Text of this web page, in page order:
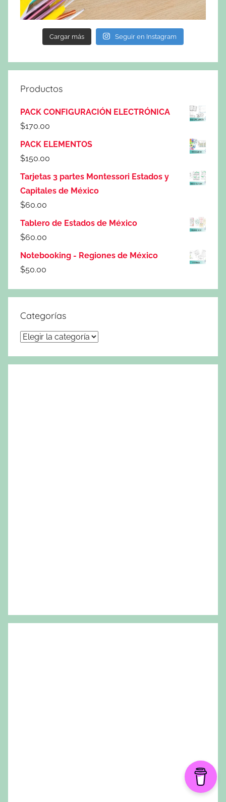
Cargar más Seguir en Instagram
Productos
PACK CONFIGURACIÓN ELECTRÓNICA
$170.00
PACK ELEMENTOS
$150.00
Tarjetas 3 partes Montessori Estados y
Capitales de México
$60.00
Tablero de Estados de México
$60.00
Notebooking - Regiones de México
$50.00
Categorías
Categorías